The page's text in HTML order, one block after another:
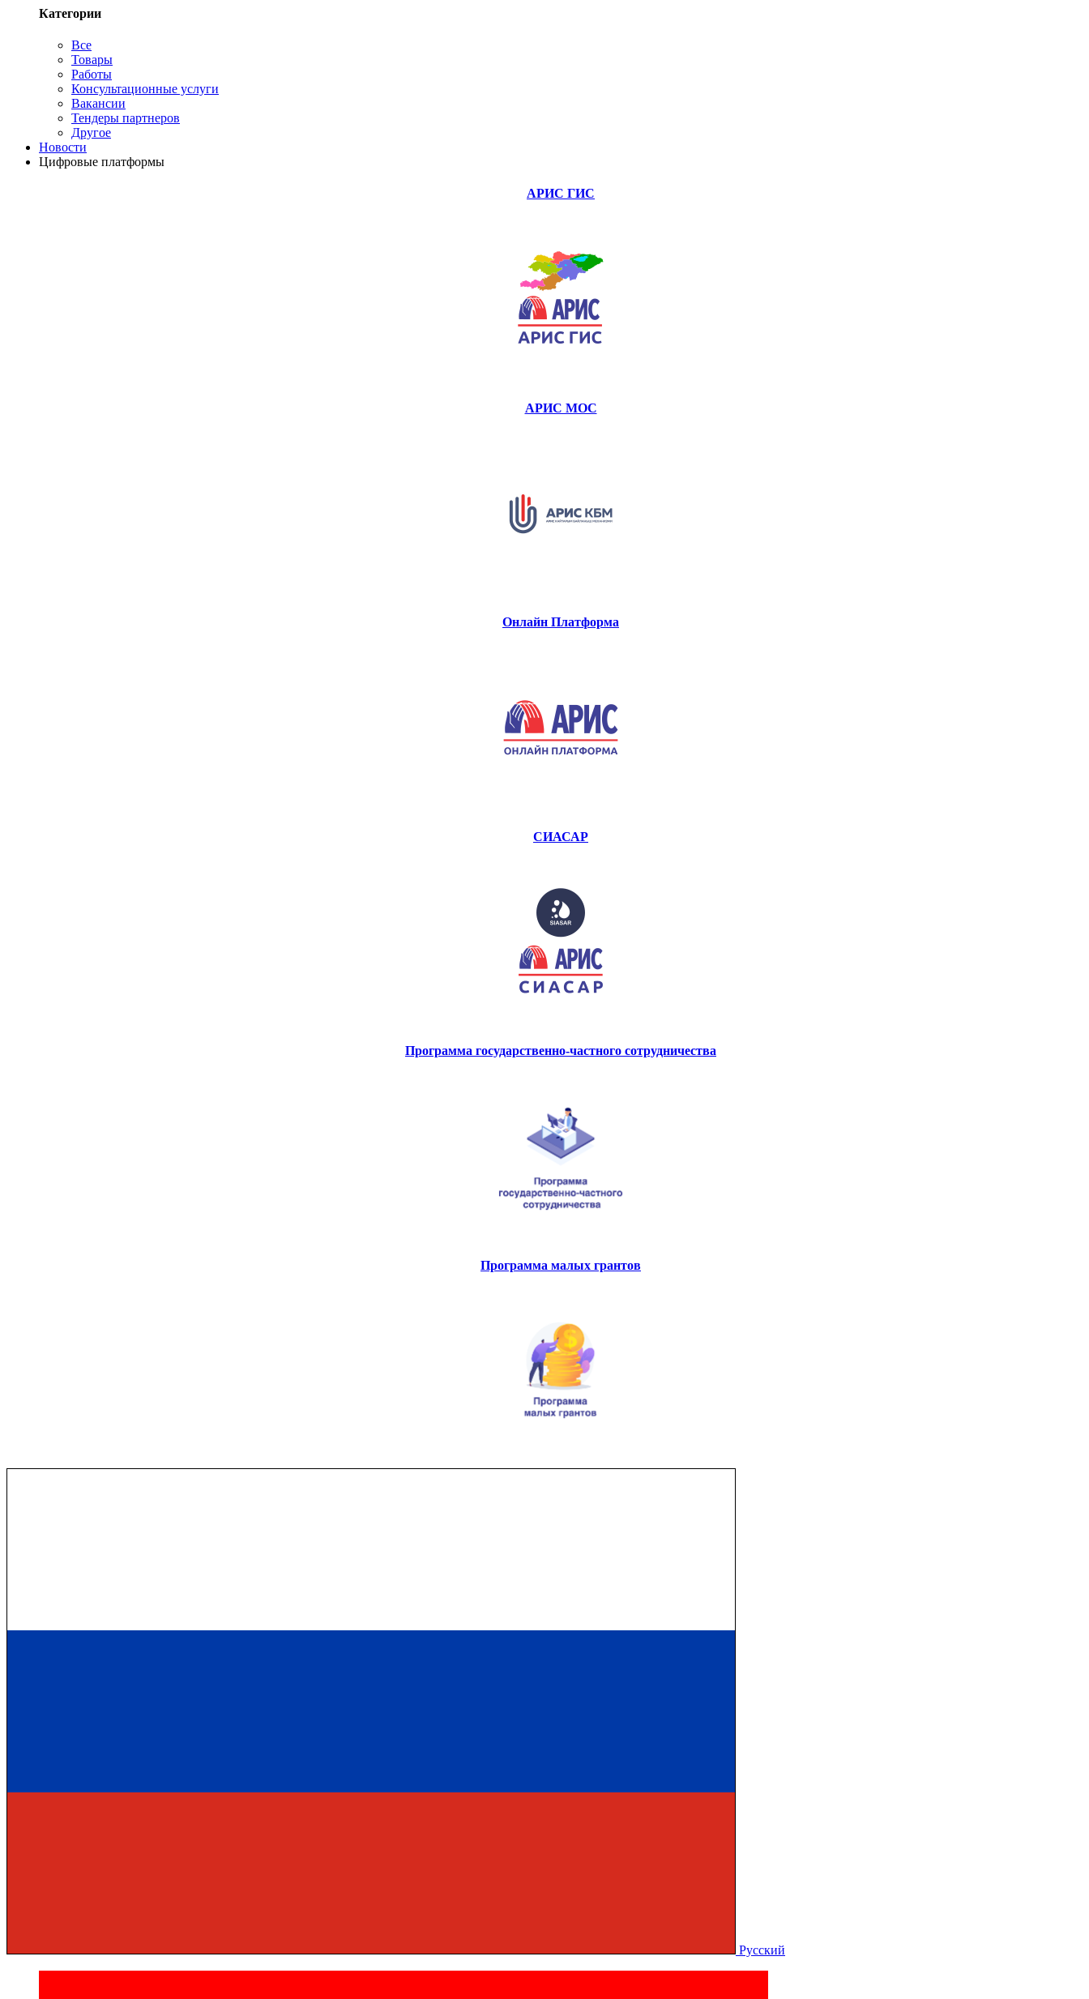
Категории
Все
Товары
Работы
Консультационные услуги
Вакансии
Тендеры партнеров
Другое
Новости
Цифровые платформы
АРИС ГИС
АРИС МОС
Онлайн Платформа
СИАСАР
Программа государственно-частного сотрудничества
Программа малых грантов
Русский